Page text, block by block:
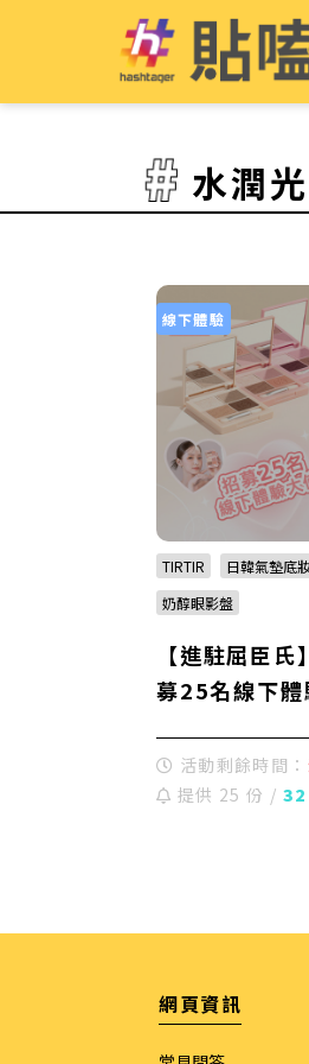
水潤
線下體驗
TIRTIR 日韓氣墊底
奶醇眼影盤
【進駐屈臣
募25名線下體
活動剩餘時間：
提供 25 份 / 32
網頁資訊